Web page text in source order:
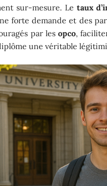
sur-mesure. Le taux
forte demande et des
par les opco,
une véritable